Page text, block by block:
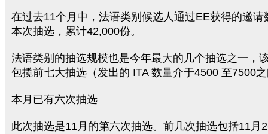
在过去11个月中，法语类别候选人通过EE获得的邀请
本次抽选，累计42,000份。
法语类别的抽选规模也是今年最大的几个抽选之一，
包揽前七大抽选（发出的 ITA 数量介于4500 至7500
本月已有六次抽选
此次抽选是11月的第六次抽选。前几次抽选包括11月